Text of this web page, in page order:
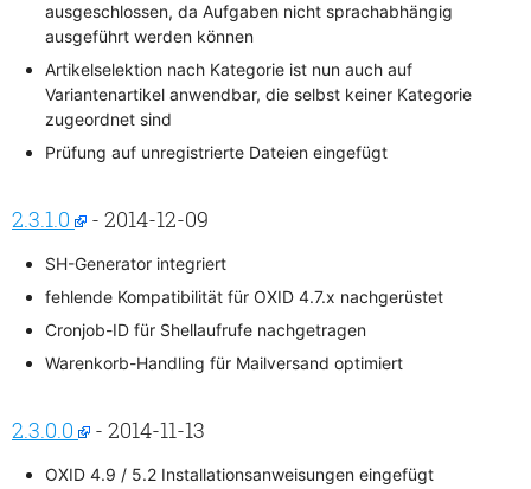
ausgeschlossen, da Aufgaben nicht sprachabhängig
ausgeführt werden können
Artikelselektion nach Kategorie ist nun auch auf
Variantenartikel anwendbar, die selbst keiner Kategorie
zugeordnet sind
Prüfung auf unregistrierte Dateien eingefügt
2.3.1.0 - 2014-12-09
SH-Generator integriert
fehlende Kompatibilität für OXID 4.7.x nachgerüstet
Cronjob-ID für Shellaufrufe nachgetragen
Warenkorb-Handling für Mailversand optimiert
2.3.0.0 - 2014-11-13
OXID 4.9 / 5.2 Installationsanweisungen eingefügt